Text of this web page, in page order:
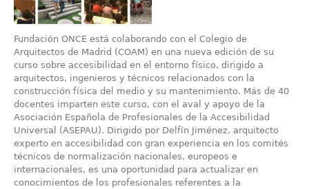
Fundación ONCE está colaborando con el Colegio de
Arquitectos de Madrid (COAM) en una nueva edición de su
curso sobre accesibilidad en el entorno físico, dirigido a
arquitectos, ingenieros y técnicos relacionados con la
construcción física del medio y su mantenimiento. Más de 40
docentes imparten este curso, con el aval y apoyo de la
Asociación Española de Profesionales de la Accesibilidad
Universal (ASEPAU). Dirigido por Delfín Jiménez, arquitecto
experto en accesibilidad con gran experiencia en los comités
técnicos de normalización nacionales, europeos e
internacionales, es una oportunidad para actualizar en
conocimientos de los profesionales referentes a la